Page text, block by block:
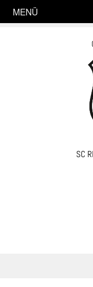
SC
MENÜ